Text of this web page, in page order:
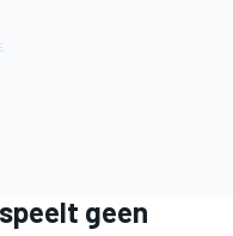
geen